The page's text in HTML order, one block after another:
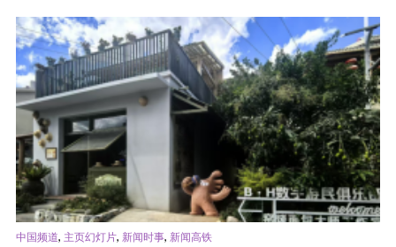
中国频道, 主页幻灯片, 新闻时事, 新闻高铁